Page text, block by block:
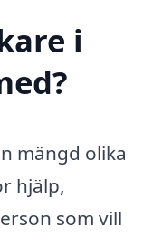
i
mängd olika
hjälp,
som vill